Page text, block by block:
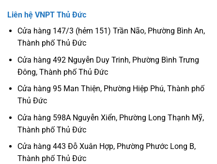
Liên hệ VNPT Thủ Đức
Cửa hàng 147/3 (hẻm 151) Trần Não, Phường Bình An,
Thành phố Thủ Đức
Cửa hàng 492 Nguyễn Duy Trinh, Phường Bình Trưng
Đông, Thành phố Thủ Đức
Cửa hàng 95 Man Thiện, Phường Hiệp Phú, Thành phố
Thủ Đức
Cửa hàng 598A Nguyễn Xiển, Phường Long Thạnh Mỹ,
Thành phố Thủ Đức
Cửa hàng 443 Đỗ Xuân Hợp, Phường Phước Long B,
Thành phố Thủ Đức